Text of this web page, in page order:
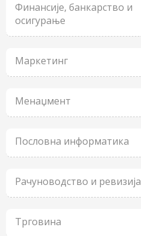
Финансије, банкарство и
осигурање
Маркетинг
Менаџмент
Пословна информатика
Рачуноводство и ревизија
Трговина